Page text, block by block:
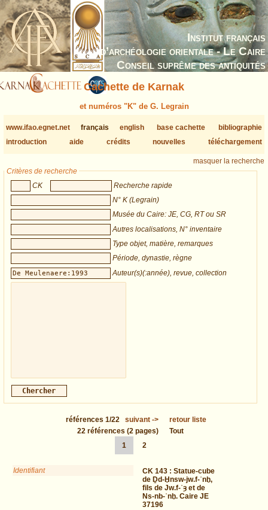
Institut français
d’archéologie orientale - Le Caire
Conseil suprême des antiquités
Cachette de Karnak
et numéros "K" de G. Legrain
www.ifao.egnet.net français english base cachette
bibliographie
introduction
aide crédits nouvelles téléchargement
masquer la recherche
Critères de recherche
CK
Recherche rapide
N° K (Legrain)
Musée du Caire: JE, CG, RT ou SR
Autres localisations, N° inventaire
Type objet, matière, remarques
Période, dynastie, règne
Auteur(s)(:année), revue, collection
références 1/22 suivant->
retour liste
22 références (2 pages)
Tout
1
2
Identifiant CK 143 : Statue-cube
de Ḏd-Ḫnsw-jw.f-ʿnḫ,
fils de Jw.f-ʿȝ et de
Ns-nb-ʿnḫ. Caire JE
37196